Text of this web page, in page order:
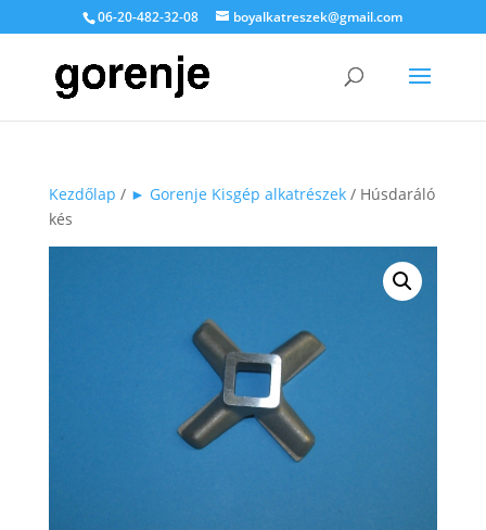
06-20-482-32-08 boyalkatreszek@gmail.com
Kezdőlap / ► Gorenje Kisgép alkatrészek/ Húsdaráló
kés